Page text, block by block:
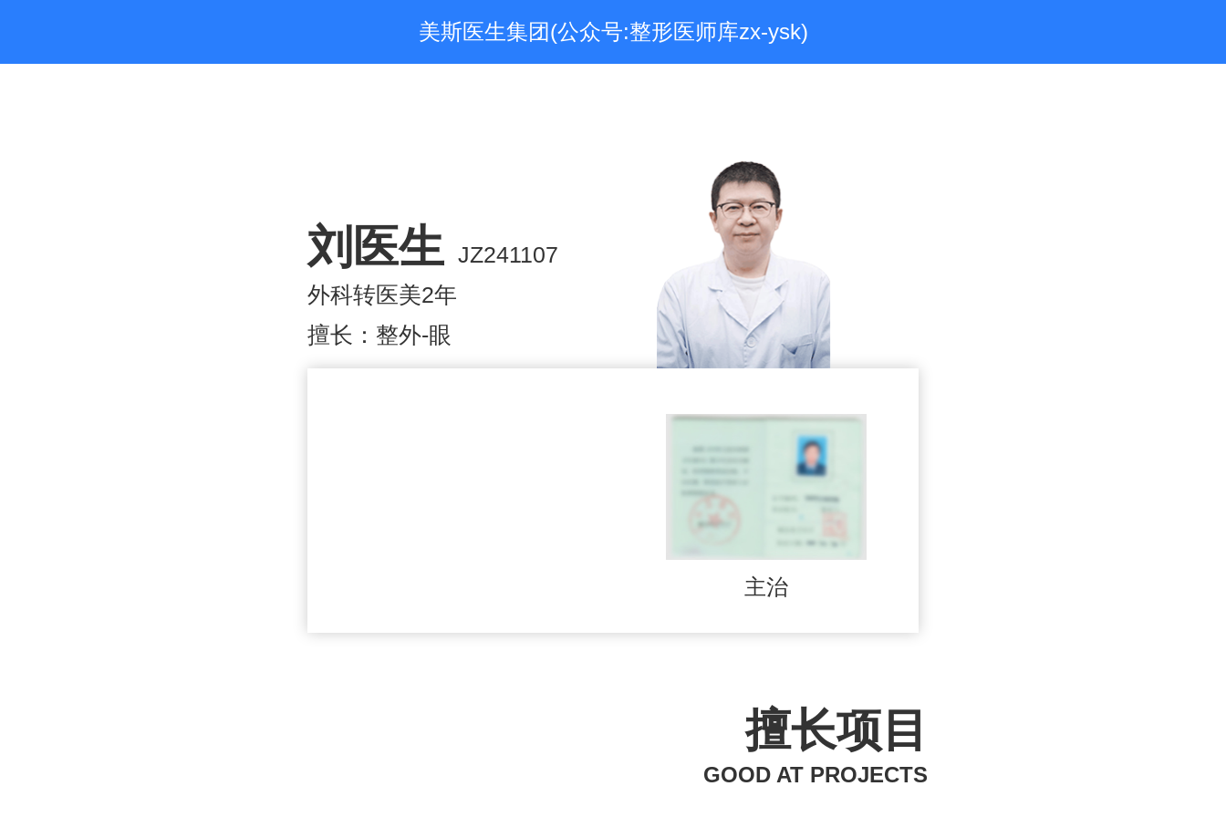
美斯医生集团(公众号:整形医师库zx-ysk)
刘医生 JZ241107
外科转医美2年
擅长：整外-眼
主治
擅长项目
GOOD AT PROJECTS